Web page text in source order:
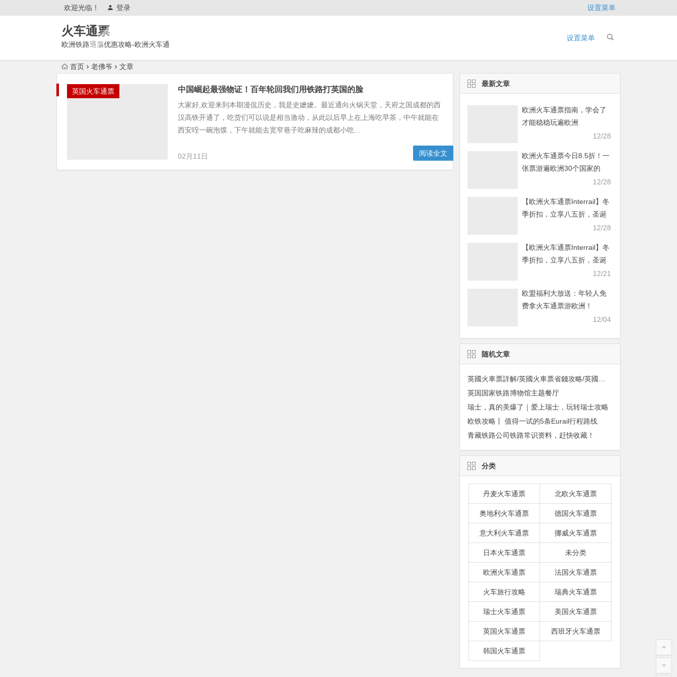
欢迎光临！ 登录 设置菜单
火车通票
欧洲铁路通票优惠攻略-欧洲火车通
设置菜单
首页 老佛爷 文章
英国火车通票 中国崛起最强物证！百年轮回我们用铁路打英国的脸
大家好,欢迎来到本期漫侃历史，我是史嬷嬷。最近通向火锅天堂，天府之国成都的西
汉高铁开通了，吃货们可以说是相当激动，从此以后早上在上海吃早茶，中午就能在
西安咥一碗泡馍，下午就能去宽窄巷子吃麻辣的成都小吃...
02月11日 阅读全文
最新文章
欧洲火车通票指南，学会了
才能稳稳玩遍欧洲
12/28
欧洲火车通票今日8.5折！一
张票游遍欧洲30个国家的
12/28
【欧洲火车通票Interrail】冬
季折扣，立享八五折，圣诞
12/28
【欧洲火车通票Interrail】冬
季折扣，立享八五折，圣诞
12/21
欧盟福利大放送：年轻人免
费拿火车通票游欧洲！
12/04
随机文章
英国国家铁路博物馆主题餐厅
瑞士，真的美爆了｜爱上瑞士，玩转瑞士攻略
欧铁攻略丨 值得一试的5条Eurail行程路线
青藏铁路公司铁路常识资料，赶快收藏！
分类
丹麦火车通票 北欧火车通票
奥地利火车通票 德国火车通票
意大利火车通票 挪威火车通票
日本火车通票 未分类
欧洲火车通票 法国火车通票
火车旅行攻略 瑞典火车通票
瑞士火车通票 美国火车通票
英国火车通票 西班牙火车通票
韩国火车通票